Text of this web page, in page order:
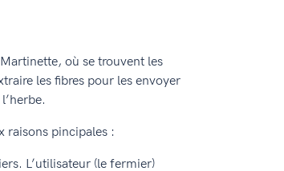
où se trouvent les
les fibres pour les envoyer
raisons pincipales :
L’utilisateur (le fermier)